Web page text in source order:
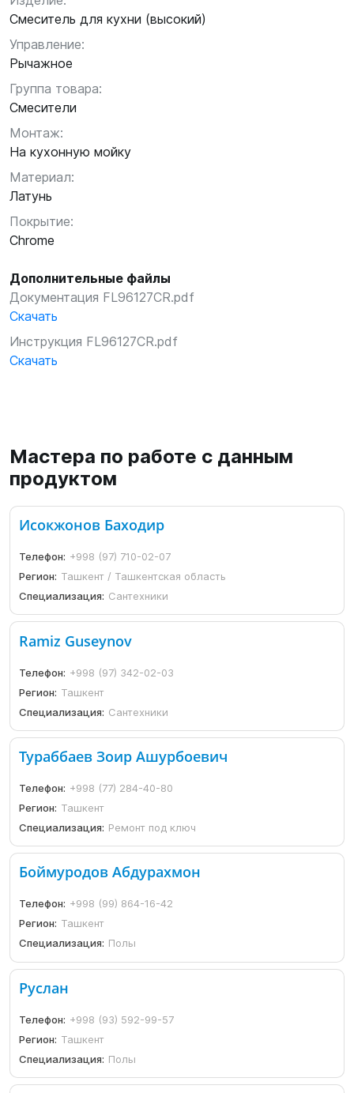
Смеситель для кухни (высокий)
Управление:
Рычажное
Группа товара:
Смесители
Монтаж:
На кухонную мойку
Материал:
Латунь
Покрытие:
Chrome
Дополнительные файлы
Документация FL96127CR.pdf
Скачать
Инструкция FL96127CR.pdf
Скачать
Мастера по работе с данным
продуктом
Исокжонов Баходир
Телефон: +998 (97) 710-02-07
Регион: Ташкент / Ташкентская область
Специализация: Сантехники
Ramiz Guseynov
Телефон: +998 (97) 342-02-03
Регион: Ташкент
Специализация: Сантехники
Тураббаев Зоир Ашурбоевич
Телефон: +998 (77) 284-40-80
Регион: Ташкент
Специализация: Ремонт под ключ
Боймуродов Абдурахмон
Телефон: +998 (99) 864-16-42
Регион: Ташкент
Специализация: Полы
Руслан
Телефон: +998 (93) 592-99-57
Регион: Ташкент
Специализация: Полы